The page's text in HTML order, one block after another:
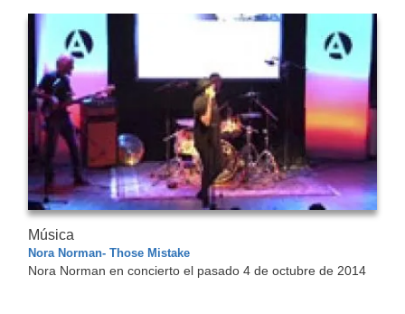
Música
Nora Norman- Those Mistake
Nora Norman en concierto el pasado 4 de octubre de 2014